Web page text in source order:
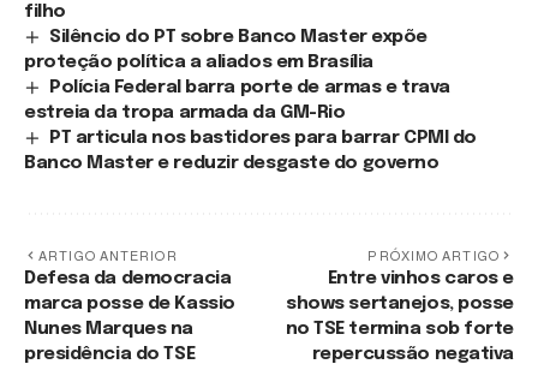
filho
Silêncio do PT sobre Banco Master expõe
proteção política a aliados em Brasília
Polícia Federal barra porte de armas e trava
estreia da tropa armada da GM-Rio
PT articula nos bastidores para barrar CPMI do
Banco Master e reduzir desgaste do governo
ARTIGO ANTERIOR
Defesa da democracia
marca posse de Kassio
Nunes Marques na
presidência do TSE
PRÓXIMO ARTIGO
Entre vinhos caros e
shows sertanejos, posse
no TSE termina sob forte
repercussão negativa